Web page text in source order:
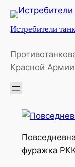
Перейти
содержимому
Истребители
Красной
фуражка